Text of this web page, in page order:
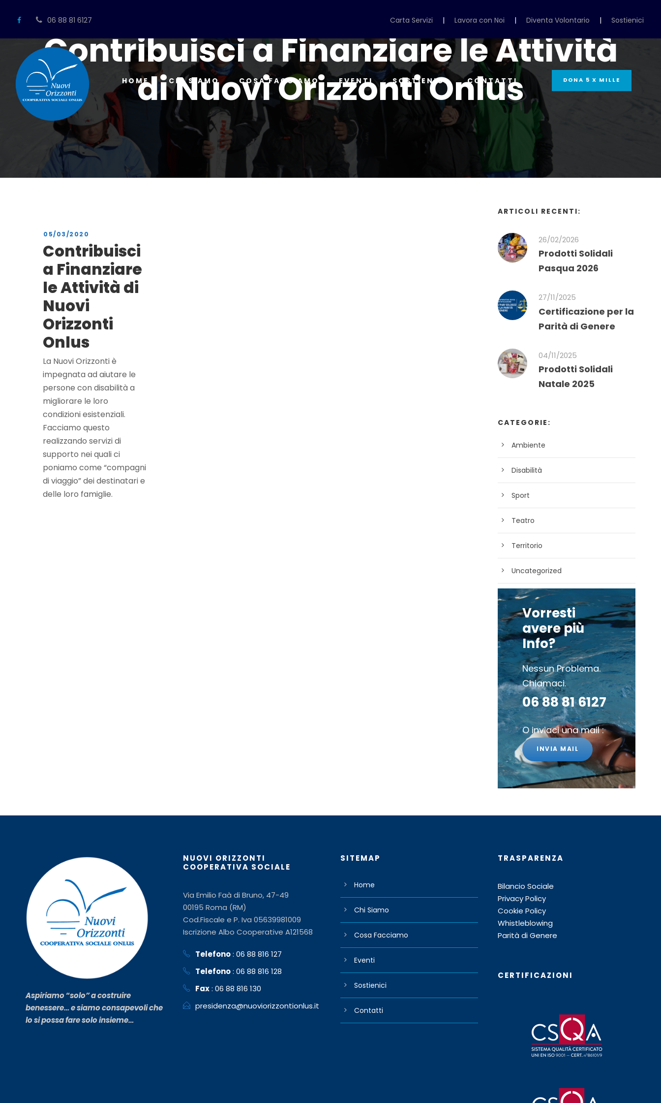
06 88 81 6127 Carta Servizi | Lavora con Noi | Diventa Volontario | Sostienici
HOME CHI SIAMO COSA FACCIAMO EVENTI SOSTIENICI CONTATTI DONA 5 X MILLE
Contribuisci a Finanziare le Attività
di Nuovi Orizzonti Onlus
05/03/2020
Contribuisci
a Finanziare
le Attività di
Nuovi
Orizzonti
Onlus
La Nuovi Orizzonti è
impegnata ad aiutare le
persone con disabilità a
migliorare le loro
condizioni esistenziali.
Facciamo questo
realizzando servizi di
supporto nei quali ci
poniamo come “compagni
di viaggio” dei destinatari e
delle loro famiglie.
ARTICOLI RECENTI:
26/02/2026
Prodotti Solidali
Pasqua 2026
27/11/2025
Certificazione per la
Parità di Genere
04/11/2025
Prodotti Solidali
Natale 2025
CATEGORIE:
Ambiente
Disabilità
Sport
Teatro
Territorio
Uncategorized
Vorresti
avere più
Info?
Nessun Problema.
Chiamaci.
06 88 81 6127
O inviaci una mail :
INVIA MAIL
Aspiriamo“solo” a costruire
benessere… e siamo consapevoli che
lo si possa fare solo insieme…
NUOVI ORIZZONTI
COOPERATIVA SOCIALE
Via Emilio Faà di Bruno, 47-49
00195 Roma (RM)
Cod.Fiscale e P. Iva 05639981009
Iscrizione Albo Cooperative A121568
Telefono: 06 88 816 127
Telefono: 06 88 816 128
Fax: 06 88 816 130
presidenza@nuoviorizzontionlus.it
SITEMAP
Home
Chi Siamo
Cosa Facciamo
Eventi
Sostienici
Contatti
TRASPARENZA
Bilancio Sociale
Privacy Policy
Cookie Policy
Whistleblowing
Parità di Genere
CERTIFICAZIONI